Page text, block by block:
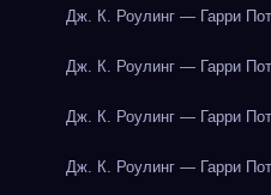
Дж. К. Роулинг — Гарри
Дж. К. Роулинг — Гарри
Дж. К. Роулинг — Гарри
Дж. К. Роулинг — Гарри